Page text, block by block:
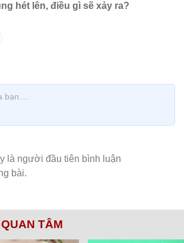
hét lên, điều gì sẽ xảy ra?
TÂM